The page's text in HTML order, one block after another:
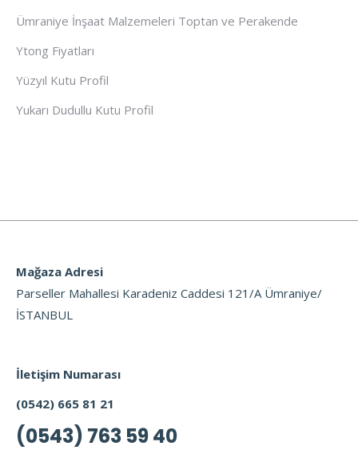
Ümraniye İnşaat Malzemeleri Toptan ve Perakende
Ytong Fiyatları
Yüzyıl Kutu Profil
Yukarı Dudullu Kutu Profil
Mağaza Adresi
Parseller Mahallesi Karadeniz Caddesi 121/A Ümraniye/
İSTANBUL
İletişim Numarası
(0542) 665 81 21
(0543) 763 59 40